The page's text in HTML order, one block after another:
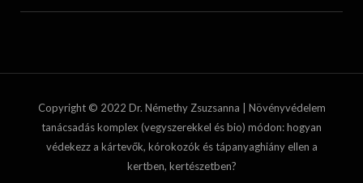
Copyright © 2022 Dr. Némethy Zsuzsanna | Növényvédelem
tanácsadás komplex (vegyszerekkel és bio) módon: hogyan
védekezz a kártevők, kórokozók és tápanyaghiány ellen a
kertben, kertészetben?